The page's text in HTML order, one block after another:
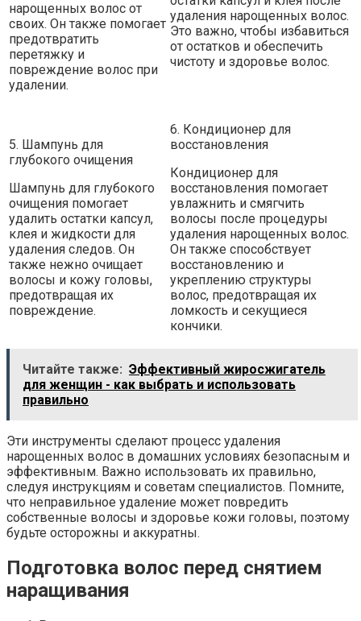
нарощенных волос от
своих. Он также помогает
предотвратить
перетяжку и
повреждение волос при
удалении.
удаления нарощенных волос.
Это важно, чтобы избавиться
от остатков и обеспечить
чистоту и здоровье волос.
5. Шампунь для
глубокого очищения
Шампунь для глубокого
очищения помогает
удалить остатки капсул,
клея и жидкости для
удаления следов. Он
также нежно очищает
волосы и кожу головы,
предотвращая их
повреждение.
6. Кондиционер для
восстановления
Кондиционер для
восстановления помогает
увлажнить и смягчить
волосы после процедуры
удаления нарощенных волос.
Он также способствует
восстановлению и
укреплению структуры
волос, предотвращая их
ломкость и секущиеся
кончики.
Читайте также: Эффективный жиросжигатель
для женщин - как выбрать и использовать
правильно
Эти инструменты сделают процесс удаления
нарощенных волос в домашних условиях безопасным и
эффективным. Важно использовать их правильно,
следуя инструкциям и советам специалистов. Помните,
что неправильное удаление может повредить
собственные волосы и здоровье кожи головы, поэтому
будьте осторожны и аккуратны.
Подготовка волос перед снятием
наращивания